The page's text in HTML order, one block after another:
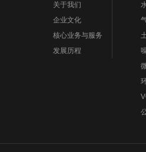
关于我们
企业文化
核心业务与服务
发展历程